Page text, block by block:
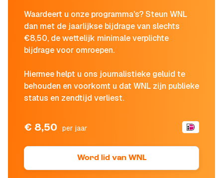
Waardeert u onze programma's? Steun WNL
dan met de jaarlijkse bijdrage van slechts
€8,50, de wettelijk minimale verplichte
bijdrage voor omroepen.
Hiermee helpt u ons journalistieke geluid te
behouden en voorkomt u dat WNL zijn publieke
status en zendtijd verliest.
€ 8,50 per jaar
Word lid van WNL